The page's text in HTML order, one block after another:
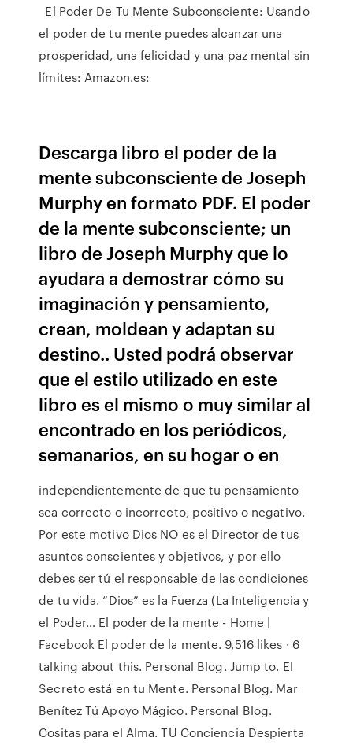
El Poder De Tu Mente Subconsciente: Usando
el poder de tu mente puedes alcanzar una
prosperidad, una felicidad y una paz mental sin
límites: Amazon.es:
Descarga libro el poder de la
mente subconsciente de Joseph
Murphy en formato PDF. El poder
de la mente subconsciente; un
libro de Joseph Murphy que lo
ayudara a demostrar cómo su
imaginación y pensamiento,
crean, moldean y adaptan su
destino.. Usted podrá observar
que el estilo utilizado en este
libro es el mismo o muy similar al
encontrado en los periódicos,
semanarios, en su hogar o en
independientemente de que tu pensamiento
sea correcto o incorrecto, positivo o negativo.
Por este motivo Dios NO es el Director de tus
asuntos conscientes y objetivos, y por ello
debes ser tú el responsable de las condiciones
de tu vida. “Dios” es la Fuerza (La Inteligencia y
el Poder… El poder de la mente - Home |
Facebook El poder de la mente. 9,516 likes · 6
talking about this. Personal Blog. Jump to. El
Secreto está en tu Mente. Personal Blog. Mar
Benítez Tú Apoyo Mágico. Personal Blog.
Cositas para el Alma. TU Conciencia Despierta